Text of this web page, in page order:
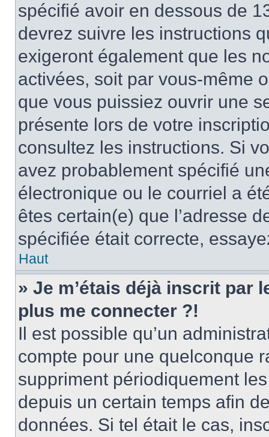
spécifié avoir en dessous de
devrez suivre les instructions
exigeront également que les
activées, soit par vous-même
que vous puissiez ouvrir une
présente lors de votre
consultez les instructions. Si
avez probablement spécifié
électronique ou le courriel a
êtes certain(e) que l’adresse
spécifiée était correcte,
Haut
» Je m’étais déjà inscrit par
plus me connecter ?!
Il est possible qu’un
compte pour une quelconque
suppriment périodiquement
depuis un certain temps afin
données. Si tel était le cas,